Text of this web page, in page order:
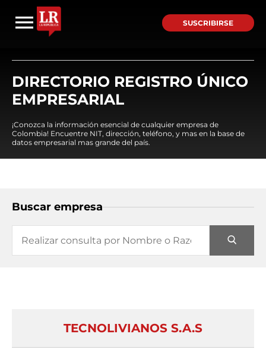
SUSCRIBIRSE
DIRECTORIO REGISTRO ÚNICO
EMPRESARIAL
¡Conozca la información esencial de cualquier empresa de
Colombia! Encuentre NIT, dirección, teléfono, y mas en la base de
datos empresarial mas grande del país.
Buscar empresa
TECNOLIVIANOS S.A.S